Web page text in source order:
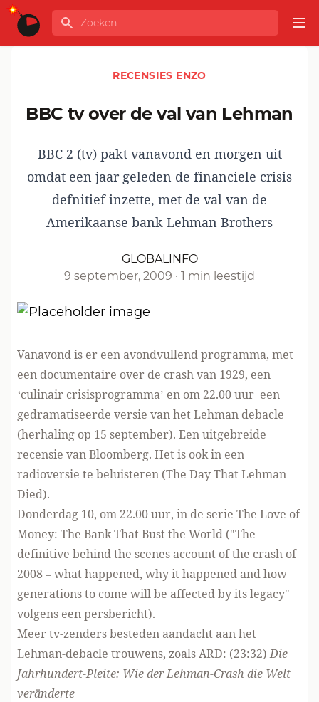
Ga naar de inhoud
GLOBALINFO
Zoeken
RECENSIES ENZO
BBC tv over de val van Lehman
BBC 2 (tv) pakt vanavond en morgen uit
omdat een jaar geleden de financiele crisis
defnitief inzette, met de val van de
Amerikaanse bank Lehman Brothers
GLOBALINFO
9 september, 2009 · 1 min leestijd
Vanavond is er een avondvullend programma, met
een documentaire over de crash van 1929, een
‘culinair crisisprogramma’ en om 22.00 uur een
gedramatiseerde versie van het Lehman debacle
(herhaling op 15 september). Eenuitgebreide
recensie van Bloomberg. Het is ook in een
radioversie te beluisteren (The Day That Lehman
Died).
Donderdag 10, om 22.00 uur, in de serie The Love of
Money: The Bank That Bust the World ("The
definitive behind the scenes account of the crash of
2008 – what happened, why it happened and how
generations to come will be affected by its legacy"
volgens eenpersbericht).
Meer tv-zenders besteden aandacht aan het
Lehman-debacle trouwens, zoals ARD: (23:32)Die
Jahrhundert-Pleite: Wie der Lehman-Crash die Welt
veränderte